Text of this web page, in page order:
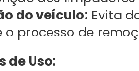
do veículo: Evita
o processo de
de Uso: